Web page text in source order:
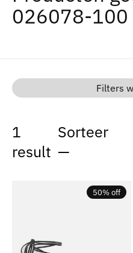
026078-100
Filters
1
result
Sorteer
—
50% off